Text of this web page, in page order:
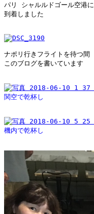
パリ シャルルドゴール空港に
到着しました
ナポリ行きフライトを待つ間
このブログを書いています
関空で乾杯し